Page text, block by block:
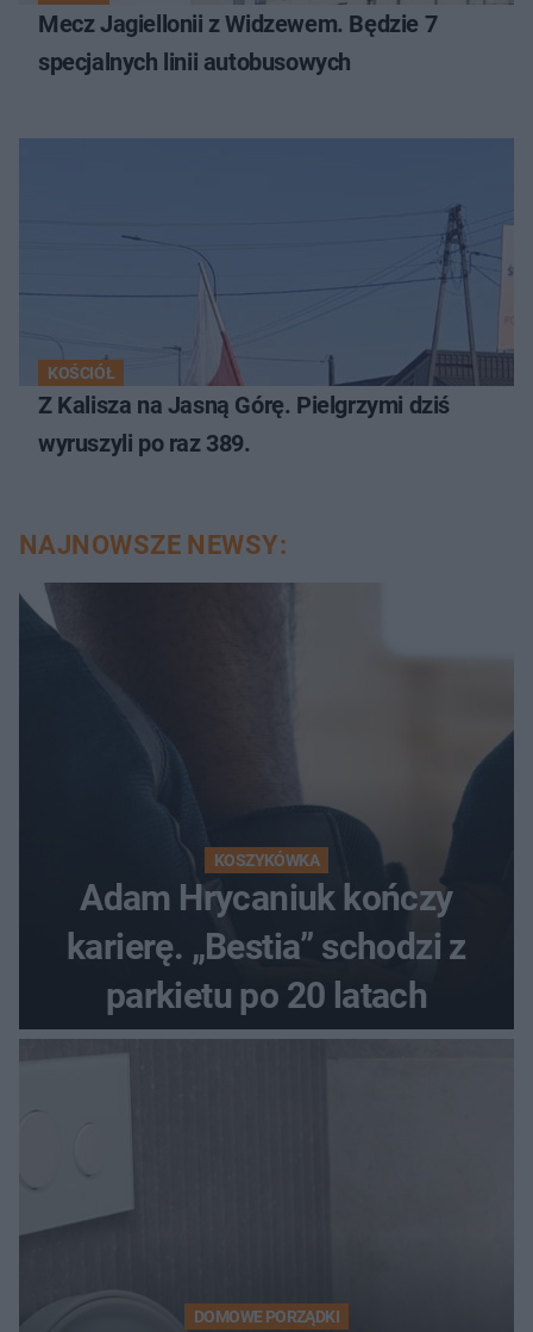
Mecz Jagiellonii z Widzewem. Będzie 7
specjalnych linii autobusowych
KOŚCIÓŁ
Z Kalisza na Jasną Górę. Pielgrzymi dziś
wyruszyli po raz 389.
NAJNOWSZE NEWSY:
KOSZYKÓWKA
Adam Hrycaniuk kończy
karierę. „Bestia” schodzi z
parkietu po 20 latach
DOMOWE PORZĄDKI